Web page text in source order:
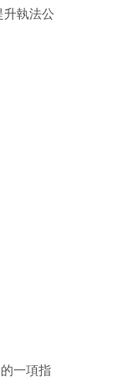
升執法公
一項指